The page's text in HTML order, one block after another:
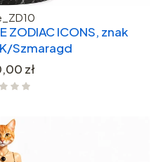
ZODIAC ICONS, znak
Szmaragd
zł